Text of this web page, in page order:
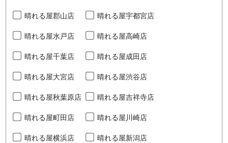
晴れる屋郡山店 晴れる屋宇都宮店
晴れる屋水戸店 晴れる屋高崎店
晴れる屋千葉店 晴れる屋成田店
晴れる屋大宮店 晴れる屋渋谷店
晴れる屋秋葉原店 晴れる屋吉祥寺店
晴れる屋町田店 晴れる屋川崎店
晴れる屋横浜店 晴れる屋新潟店